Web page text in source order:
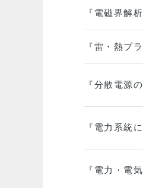
『電磁界解
『雷・熱プ
『分散電源
『電力系統
『電力・電